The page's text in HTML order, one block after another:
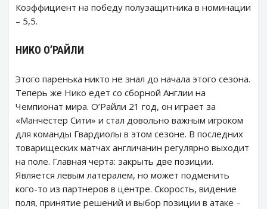
Коэффициент на победу полузащитника в номинации
– 5,5.
НИКО О’РАЙЛИ
Этого паренька никто не знал до начала этого сезона.
Теперь же Нико едет со сборной Англии на
Чемпионат мира. О’Райли 21 год, он играет за
«Манчестер Сити» и стал довольно важным игроком
для команды Гвардиолы в этом сезоне. В последних
товарищеских матчах англичанин регулярно выходит
на поле. Главная черта: закрыть две позиции.
Является левым латералем, но может подменить
кого-то из партнеров в центре. Скорость, видение
поля, принятие решений и выбор позиции в атаке –